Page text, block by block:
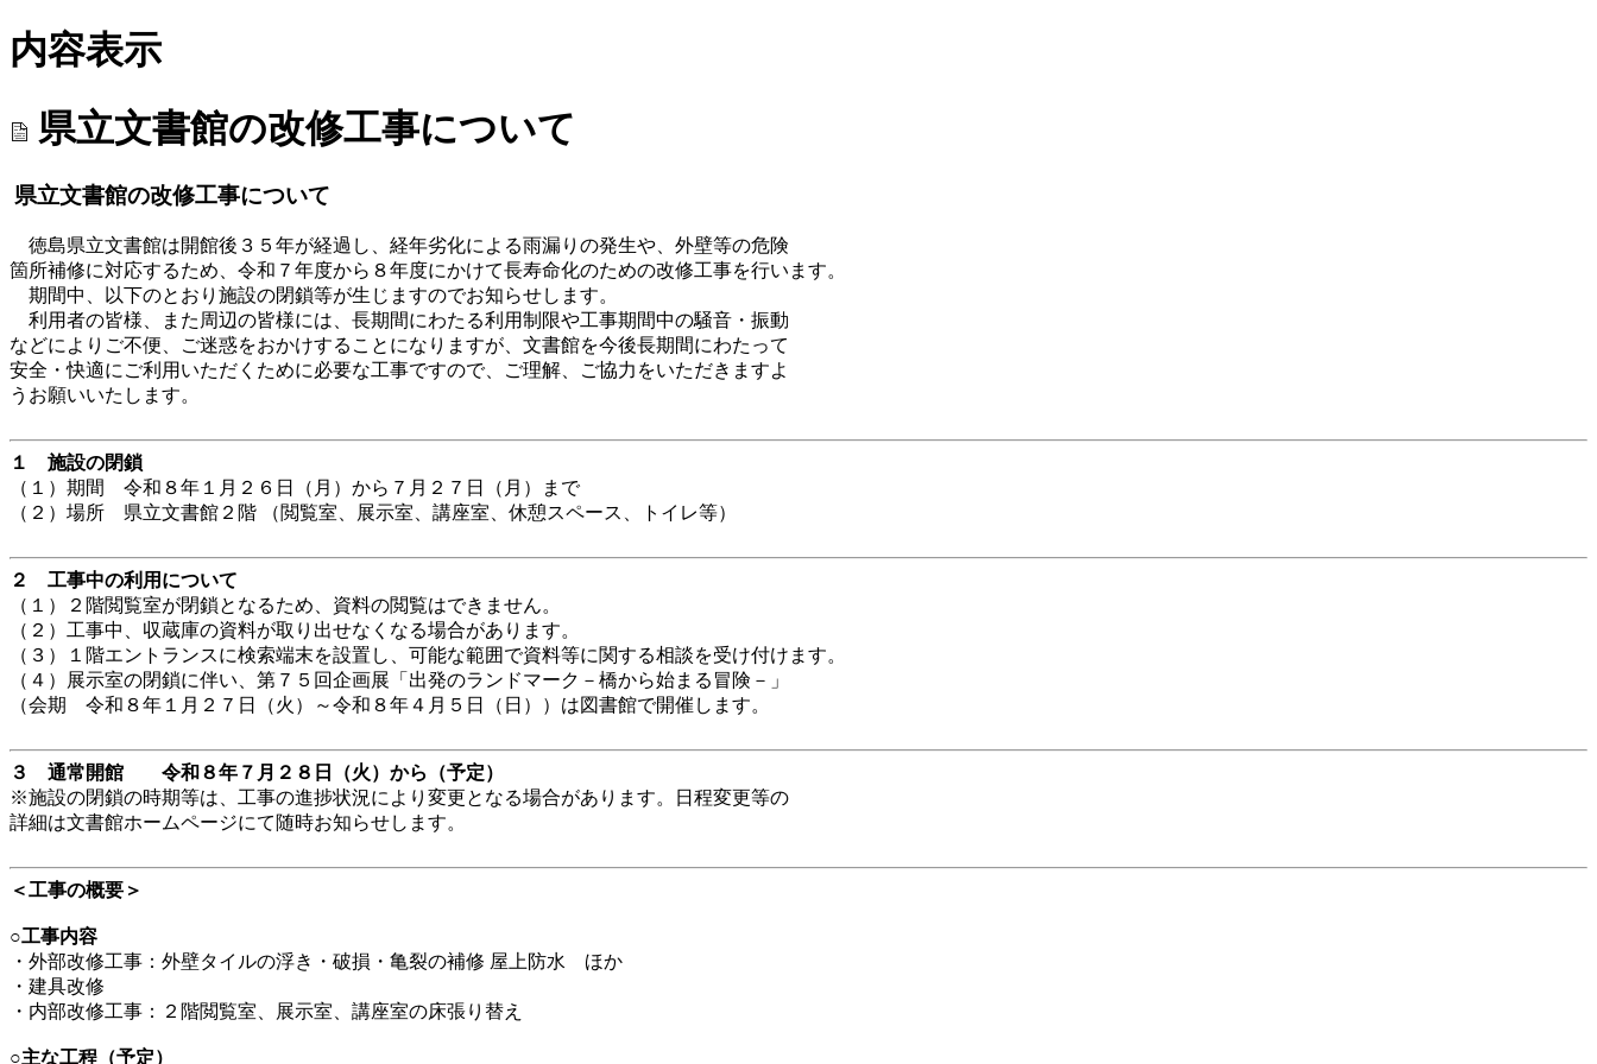
内容表示
県立文書館の改修工事について
県立文書館の改修工事について
徳島県立文書館は開館後３５年が経過し、経年劣化による雨漏りの発生や、外壁等の危険
箇所補修に対応するため、令和７年度から８年度にかけて長寿命化のための改修工事を行います。
期間中、以下のとおり施設の閉鎖等が生じますのでお知らせします。
利用者の皆様、また周辺の皆様には、長期間にわたる利用制限や工事期間中の騒音・振動
などによりご不便、ご迷惑をおかけすることになりますが、文書館を今後長期間にわたって
安全・快適にご利用いただくために必要な工事ですので、ご理解、ご協力をいただきますよ
うお願いいたします。
１ 施設の閉鎖
（１）期間 令和８年１月２６日（月）から７月２７日（月）まで
（２）場所 県立文書館２階 （閲覧室、展示室、講座室、休憩スペース、トイレ等）
２ 工事中の利用について
（１）２階閲覧室が閉鎖となるため、資料の閲覧はできません。
（２）工事中、収蔵庫の資料が取り出せなくなる場合があります。
（３）１階エントランスに検索端末を設置し、可能な範囲で資料等に関する相談を受け付けます。
（４）展示室の閉鎖に伴い、第７５回企画展「出発のランドマーク－橋から始まる冒険－」
（会期 令和８年１月２７日（火）～令和８年４月５日（日））は図書館で開催します。
３ 通常開館 令和８年７月２８日（火）から（予定）
※施設の閉鎖の時期等は、工事の進捗状況により変更となる場合があります。日程変更等の
詳細は文書館ホームページにて随時お知らせします。
＜工事の概要＞
○工事内容
・外部改修工事：外壁タイルの浮き・破損・亀裂の補修 屋上防水 ほか
・建具改修
・内部改修工事：２階閲覧室、展示室、講座室の床張り替え
○主な工程（予定）